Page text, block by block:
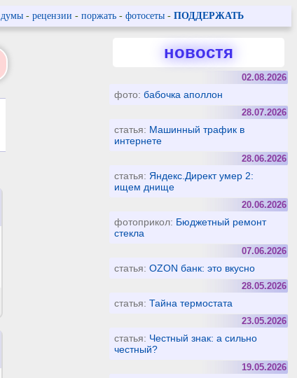
думы- рецензии - поржать- фотосеты - ПОДДЕРЖАТЬ
новостя
02.08.2026
фото:бабочка аполлон
28.07.2026
статья: Машинный трафик в
интернете
28.06.2026
статья: Яндекс.Директ умер 2:
ищем днище
20.06.2026
фотоприкол: Бюджетный ремонт
стекла
07.06.2026
статья:OZON банк: это вкусно
28.05.2026
статья:Тайна термостата
23.05.2026
статья: Честный знак: а сильно
честный?
19.05.2026